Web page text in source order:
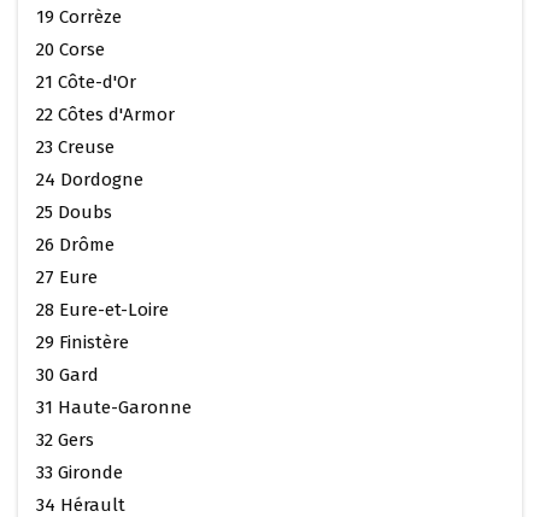
19 Corrèze
20 Corse
21 Côte-d'Or
22 Côtes d'Armor
23 Creuse
24 Dordogne
25 Doubs
26 Drôme
27 Eure
28 Eure-et-Loire
29 Finistère
30 Gard
31 Haute-Garonne
32 Gers
33 Gironde
34 Hérault